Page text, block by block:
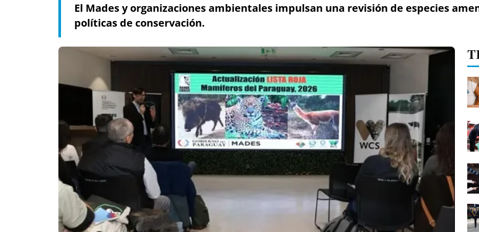
El Mades y organizaciones ambientales impulsan una revisión de especies
políticas de conservación.